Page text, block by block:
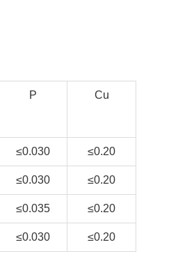
P Cu
≤0.030 ≤0.20
≤0.030 ≤0.20
≤0.035 ≤0.20
≤0.030 ≤0.20